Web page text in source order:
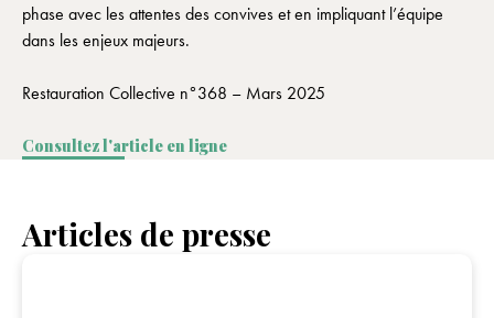
phase avec les attentes des convives et en impliquant l’équipe
dans les enjeux majeurs.
Restauration Collective n°368 – Mars 2025
Consultez l'article en ligne
Articles de presse